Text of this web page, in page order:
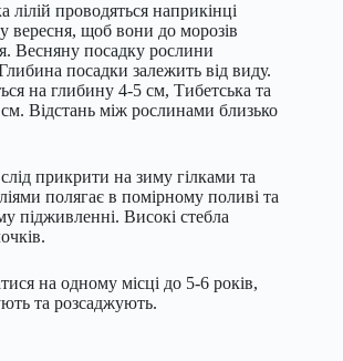
лілій проводяться наприкінці
вересня, щоб вони до морозів
Весняну посадку рослини
посадки залежить від виду.
на глибину 4-5 см, Тибетська та
Відстань між рослинами близько
прикрити на зиму гілками та
полягає в помірному поливі та
підживленні. Високі стебла
на одному місці до 5-6 років,
та розсаджують.